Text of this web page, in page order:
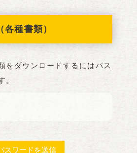
種書類）
をダウンロードするにはパス
。